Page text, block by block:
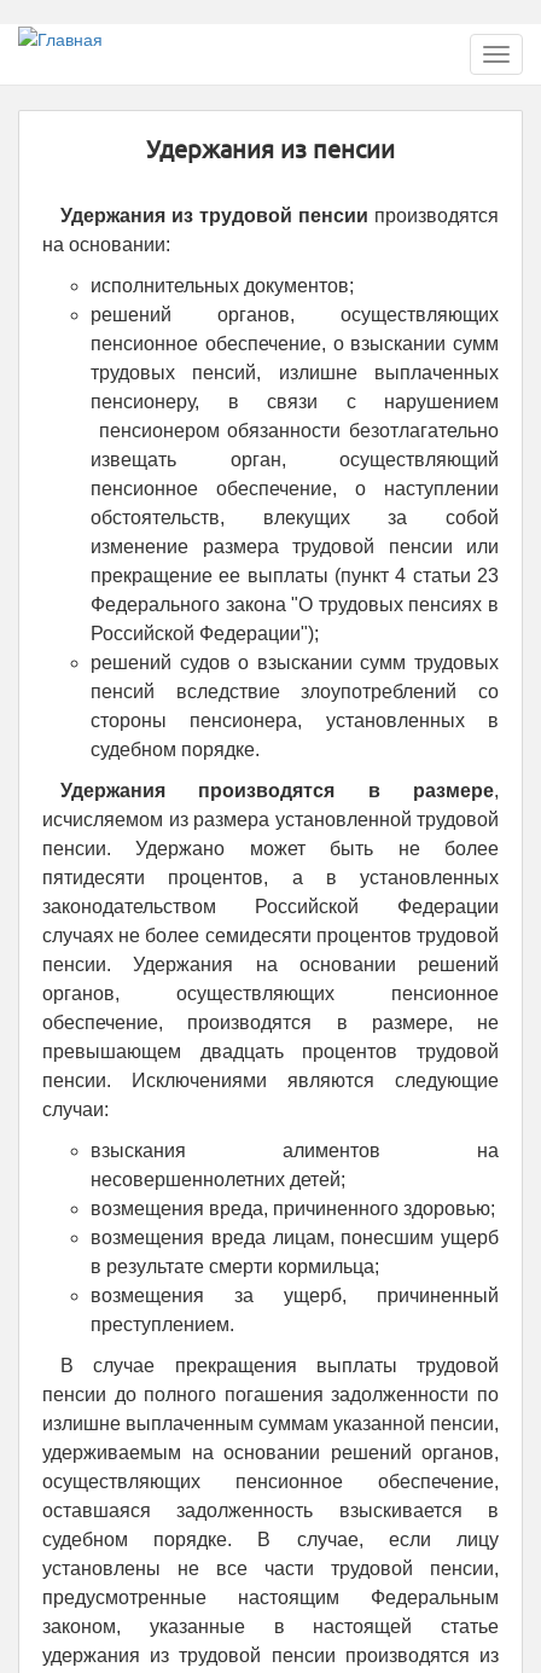
Перейти
основному
содержанию
Удержания из пенсии
Удержания из трудовой пенсии производятся
на основании:
исполнительных документов;
решений органов, осуществляющих
пенсионное обеспечение, о взыскании сумм
трудовых пенсий, излишне выплаченных
пенсионеру, в связи с нарушением
пенсионером обязанности безотлагательно
извещать орган, осуществляющий
пенсионное обеспечение, о наступлении
обстоятельств, влекущих за собой
изменение размера трудовой пенсии или
прекращение ее выплаты (пункт 4 статьи 23
Федерального закона "О трудовых пенсиях в
Российской Федерации");
решений судов о взыскании сумм трудовых
пенсий вследствие злоупотреблений со
стороны пенсионера, установленных в
судебном порядке.
Удержания производятся в размере,
исчисляемом из размера установленной трудовой
пенсии. Удержано может быть не более
пятидесяти процентов, а в установленных
законодательством Российской Федерации
случаях не более семидесяти процентов трудовой
пенсии. Удержания на основании решений
органов, осуществляющих пенсионное
обеспечение, производятся в размере, не
превышающем двадцать процентов трудовой
пенсии. Исключениями являются следующие
случаи:
взыскания алиментов на
несовершеннолетних детей;
возмещения вреда, причиненного здоровью;
возмещения вреда лицам, понесшим ущерб
в результате смерти кормильца;
возмещения за ущерб, причиненный
преступлением.
В случае прекращения выплаты трудовой
пенсии до полного погашения задолженности по
излишне выплаченным суммам указанной пенсии,
удерживаемым на основании решений органов,
осуществляющих пенсионное обеспечение,
оставшаяся задолженность взыскивается в
судебном порядке. В случае, если лицу
установлены не все части трудовой пенсии,
предусмотренные настоящим Федеральным
законом, указанные в настоящей статье
удержания из трудовой пенсии производятся из